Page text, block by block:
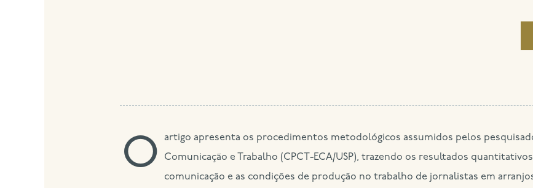
O artigo apresenta os procedimentos metodológicos assumidos pelos pesquisadores do Centro de Pesquisa em
Comunicação e Trabalho (CPCT-ECA/USP), trazendo os resultados
comunicação e as condições de produção no trabalho de jornalistas em